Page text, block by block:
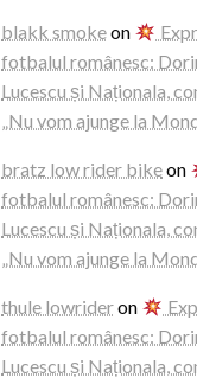
blakk smokeon
fotbalul românesc:
Lucescu și Naționala,
„Nu vom ajunge la
bratz low rider bikeon
fotbalul românesc:
Lucescu și Naționala,
„Nu vom ajunge la
thule lowrideron
fotbalul românesc:
Lucescu și Naționala,